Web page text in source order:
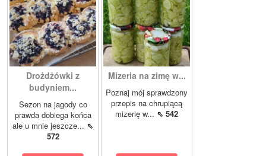
Drożdżówki z
budyniem...
Sezon na jagody co
prawda dobiega końca
ale u mnie jeszcze... ⇖
572
Mizeria na zimę w...
Poznaj mój sprawdzony
przepis na chrupiącą
mizerię w... ⇖ 542